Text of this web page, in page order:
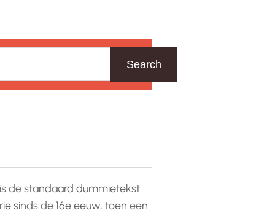
Search
de standaard dummietekst
sinds de 16e eeuw, toen een